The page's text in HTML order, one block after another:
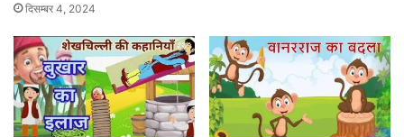
दिसम्बर 4, 2024